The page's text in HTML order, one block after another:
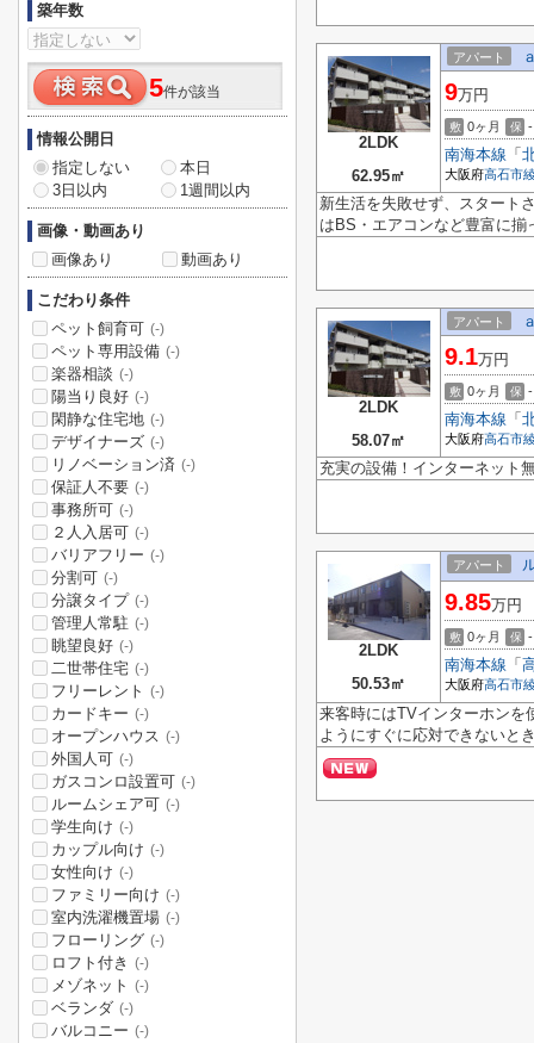
2LDK
62.95㎡
アパート
9万円
敷 0ヶ月 保 -
南海本線 「
大阪府高石市
新生活を失敗せず、スタート
はBS・エアコンなど豊富に
2LDK
58.07㎡
アパート
9.1万円
敷 0ヶ月 保 -
南海本線 「
大阪府高石市
充実の設備！インターネット
2LDK
50.53㎡
アパート
9.85万円
敷 0ヶ月 保 -
南海本線 「
大阪府高石市
来客時にはTVインターホンを
ようにすぐに応対できないと
築年数
5件が該当
情報公開日
指定しない
本日
3日以内
1週間以内
画像・動画あり
画像あり
動画あり
こだわり条件
ペット飼育可 (-)
ペット専用設備 (-)
楽器相談 (-)
陽当り良好 (-)
閑静な住宅地 (-)
デザイナーズ (-)
リノベーション済 (-)
保証人不要 (-)
事務所可 (-)
２人入居可 (-)
バリアフリー (-)
分割可 (-)
分譲タイプ (-)
管理人常駐 (-)
眺望良好 (-)
二世帯住宅 (-)
フリーレント (-)
カードキー (-)
オープンハウス (-)
外国人可 (-)
ガスコンロ設置可 (-)
ルームシェア可 (-)
学生向け (-)
カップル向け (-)
女性向け (-)
ファミリー向け (-)
室内洗濯機置場 (-)
フローリング (-)
ロフト付き (-)
メゾネット (-)
ベランダ (-)
バルコニー (-)